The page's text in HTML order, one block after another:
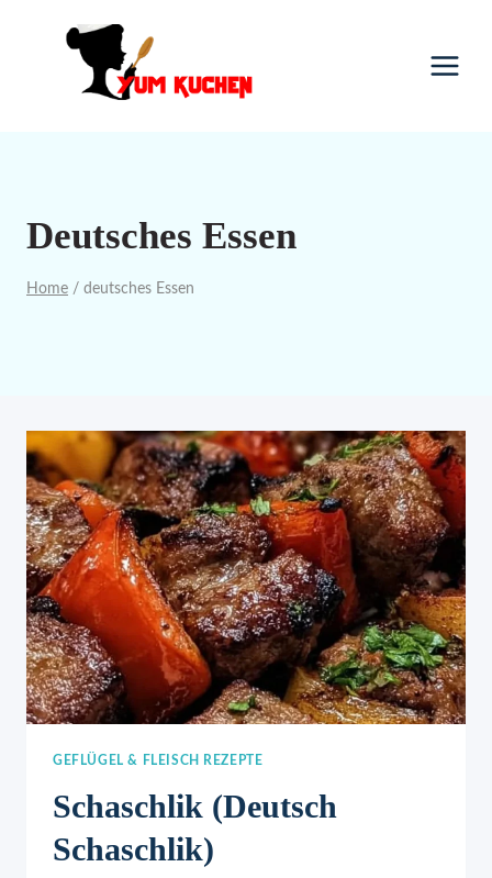
Deutsches Essen
Home / deutsches Essen
GEFLÜGEL & FLEISCH REZEPTE
Schaschlik (Deutsch
Schaschlik)